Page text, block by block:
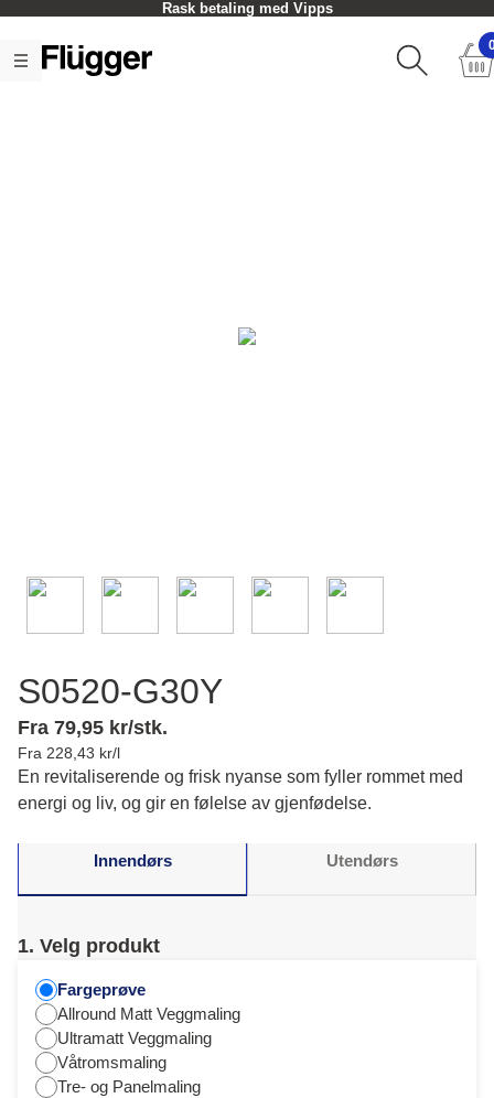
Rask betaling med Vipps
S0520-G30Y
Fra 79,95 kr/stk.
Fra 228,43 kr/l
En revitaliserende og frisk nyanse som fyller rommet med
energi og liv, og gir en følelse av gjenfødelse.
Innendørs Utendørs
1. Velg produkt
Fargeprøve
Allround Matt Veggmaling
Ultramatt Veggmaling
Våtromsmaling
Tre- og Panelmaling